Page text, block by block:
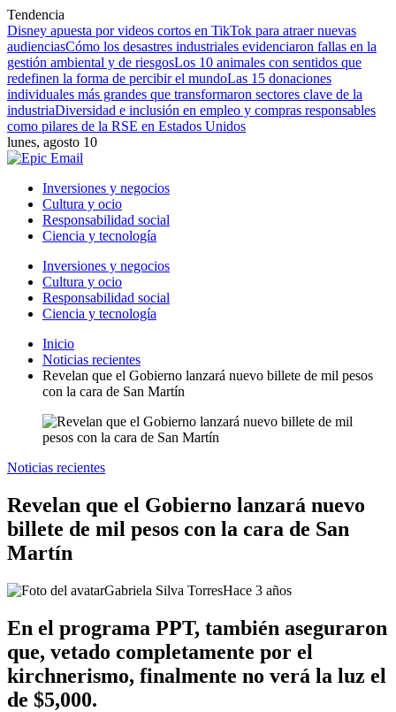
Tendencia
Disney apuesta por videos cortos en TikTok para atraer nuevas
audienciasCómo los desastres industriales evidenciaron fallas en la
gestión ambiental y de riesgosLos 10 animales con sentidos que
redefinen la forma de percibir el mundoLas 15 donaciones
individuales más grandes que transformaron sectores clave de la
industriaDiversidad e inclusión en empleo y compras responsables
como pilares de la RSE en Estados Unidos
lunes, agosto 10
Inversiones y negocios
Cultura y ocio
Responsabilidad social
Ciencia y tecnología
Inversiones y negocios
Cultura y ocio
Responsabilidad social
Ciencia y tecnología
Inicio
Noticias recientes
Revelan que el Gobierno lanzará nuevo billete de mil pesos
con la cara de San Martín
Noticias recientes
Revelan que el Gobierno lanzará nuevo
billete de mil pesos con la cara de San
Martín
Gabriela Silva TorresHace 3 años
En el programa PPT, también aseguraron
que, vetado completamente por el
kirchnerismo, finalmente no verá la luz el
de $5,000.